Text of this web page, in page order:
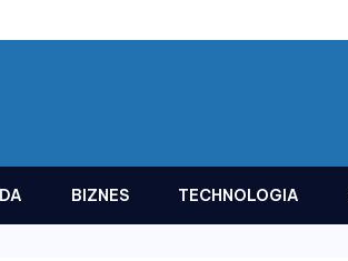
BIZNES TECHNOLOGIA